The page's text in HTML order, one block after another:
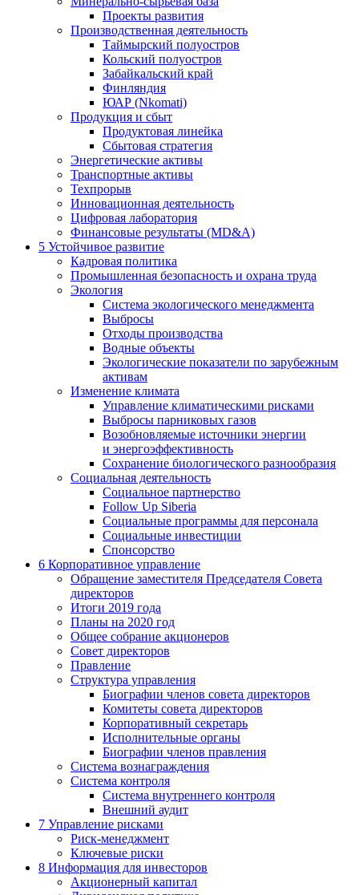
Проекты развития
Производственная деятельность
Таймырский полуостров
Кольский полуостров
Забайкальский край
Финляндия
ЮАР (Nkomati)
Продукция и сбыт
Продуктовая линейка
Сбытовая стратегия
Энергетические активы
Транспортные активы
Техпрорыв
Инновационная деятельность
Цифровая лаборатория
Финансовые результаты (MD&A)
5 Устойчивое развитие
Кадровая политика
Промышленная безопасность и охрана труда
Экология
Система экологического менеджмента
Выбросы
Отходы производства
Водные объекты
Экологические показатели по зарубежным
активам
Изменение климата
Управление климатическими рисками
Выбросы парниковых газов
Возобновляемые источники энергии
и энергоэффективность
Сохранение биологического разнообразия
Социальная деятельность
Социальное партнерство
Follow Up Siberia
Социальные программы для персонала
Социальные инвестиции
Спонсорство
6 Корпоративное управление
Обращение заместителя Председателя Совета
директоров
Итоги 2019 года
Планы на 2020 год
Общее собрание акционеров
Совет директоров
Правление
Структура управления
Биографии членов совета директоров
Комитеты совета директоров
Корпоративный секретарь
Исполнительные органы
Биографии членов правления
Система вознаграждения
Система контроля
Система внутреннего контроля
Внешний аудит
7 Управление рисками
Риск-менеджмент
Ключевые риски
8 Информация для инвесторов
Акционерный капитал